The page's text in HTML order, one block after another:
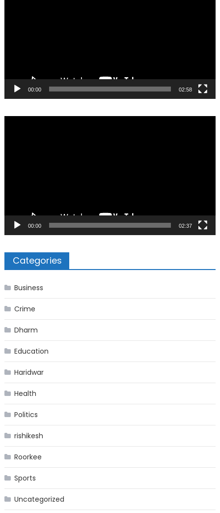
00:00 02:58
00:00 02:37
Categories
Business
Crime
Dharm
Education
Haridwar
Health
Politics
rishikesh
Roorkee
Sports
Uncategorized